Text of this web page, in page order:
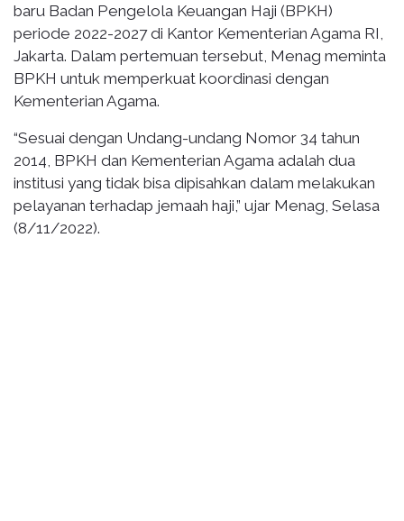
baru Badan Pengelola Keuangan Haji (BPKH)
periode 2022-2027 di Kantor Kementerian Agama RI,
Jakarta. Dalam pertemuan tersebut, Menag meminta
BPKH untuk memperkuat koordinasi dengan
Kementerian Agama.
“Sesuai dengan Undang-undang Nomor 34 tahun
2014, BPKH dan Kementerian Agama adalah dua
institusi yang tidak bisa dipisahkan dalam melakukan
pelayanan terhadap jemaah haji,” ujar Menag, Selasa
(8/11/2022).